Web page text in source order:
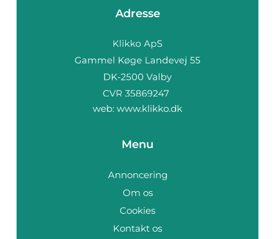
Adresse
web: www.klikko.dk
Menu
Annoncering
Om os
Cookies
Kontakt os